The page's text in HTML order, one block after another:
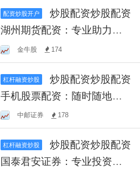
配资炒股开户
炒股配资炒股配资
湖州期货配资：专业助力投
资者，高效决策，共创财富
未来！
金牛股 174
杠杆融资炒股
炒股配资炒股配资
手机股票配资：随时随地，
轻松炒股！
中邮证券 178
杠杆融资炒股
炒股配资炒股配资
国泰君安证券：专业投资，